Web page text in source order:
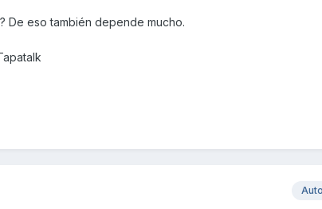
De eso también depende mucho.